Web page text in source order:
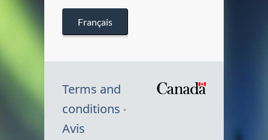
Français
Terms and
conditions
Avis